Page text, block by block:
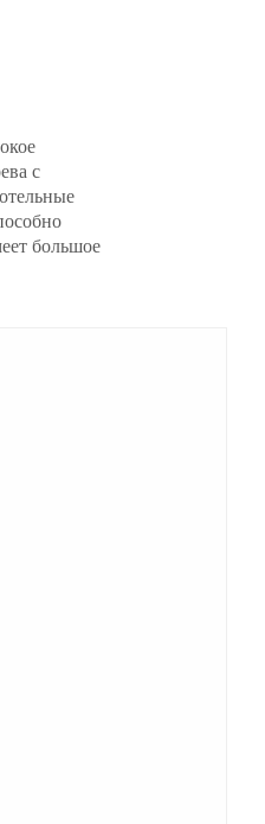
с
большое